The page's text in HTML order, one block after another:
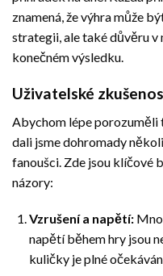
znamená, že výhra může
strategii, ale také důvěru v
konečném výsledku.
Uživatelské
Abychom lépe porozuměli
dali jsme dohromady
fanoušci. Zde jsou klíčové
názory:
Vzrušení a napětí:
napětí během hry jsou
kuličky je plné